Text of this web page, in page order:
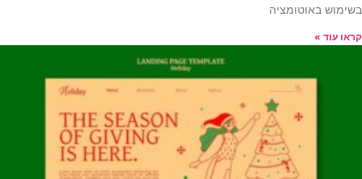
בשימוש באוטומציה
קראו עוד »